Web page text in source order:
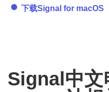
下载Signal for macOS
Signal中文